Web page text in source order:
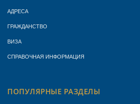
АДРЕСА
ГРАЖДАНСТВО
ВИЗА
СПРАВОЧНАЯ ИНФОРМАЦИЯ
ПОПУЛЯРНЫЕ РАЗДЕЛЫ